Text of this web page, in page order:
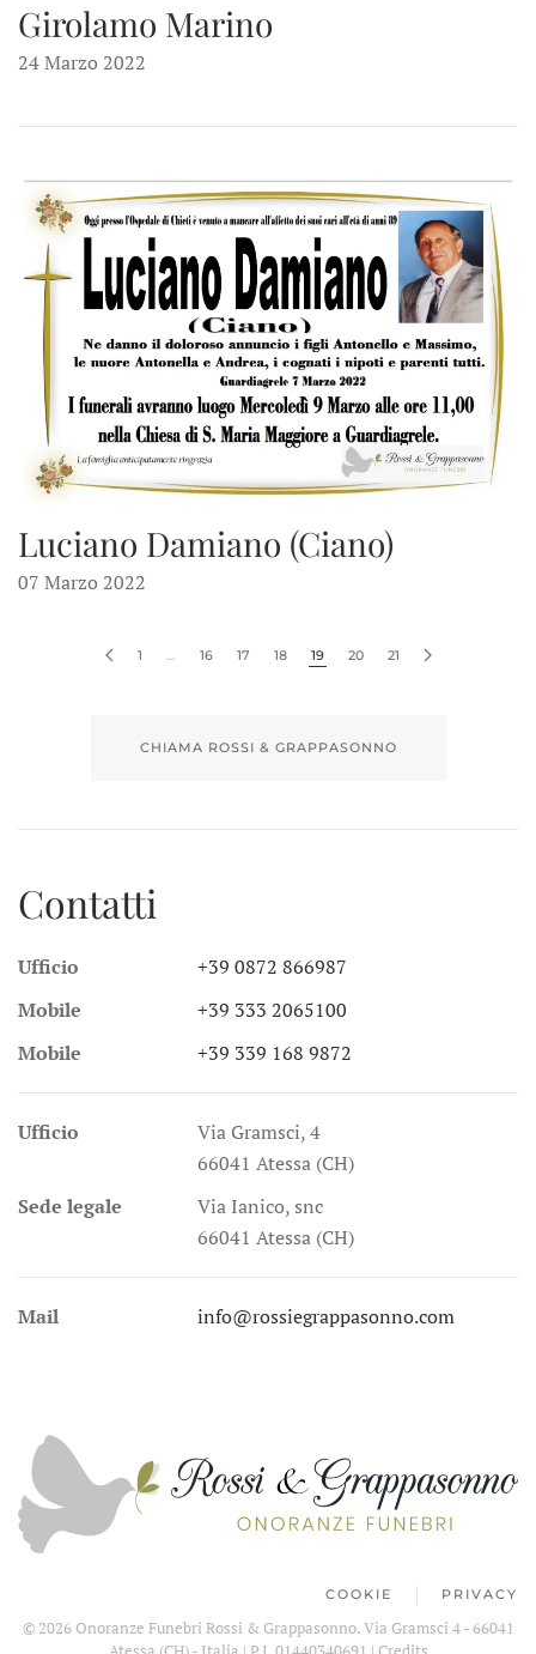
Girolamo Marino
24 Marzo 2022
Luciano Damiano (Ciano)
07 Marzo 2022
1 … 16 17 18 19 20 21
CHIAMA ROSSI & GRAPPASONNO
Contatti
Ufficio
+39 0872 866987
Mobile
+39 333 2065100
Mobile
+39 339 168 9872
Ufficio
Via Gramsci, 4
66041 Atessa (CH)
Sede legale
Via Ianico, snc
66041 Atessa (CH)
Mail info@rossiegrappasonno.com
COOKIE PRIVACY
© 2026Onoranze Funebri Rossi & Grappasonno. Via Gramsci 4 - 66041